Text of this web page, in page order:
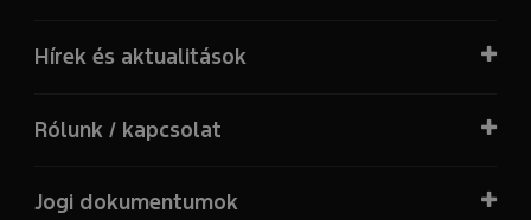
Hírek és aktualitások
Rólunk / kapcsolat
Jogi dokumentumok